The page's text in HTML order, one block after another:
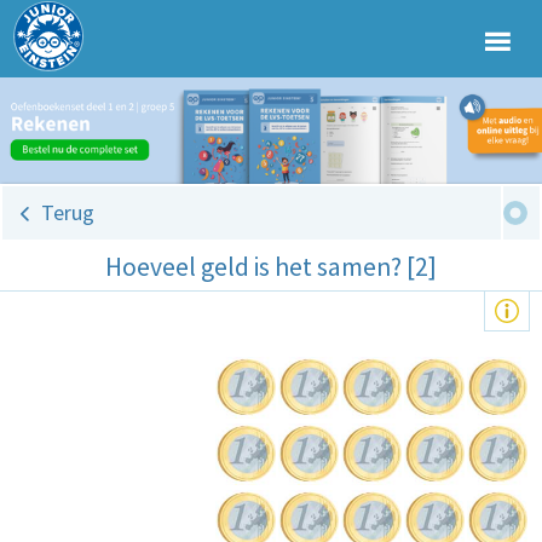
Terug
Hoeveel geld is het samen? [2]